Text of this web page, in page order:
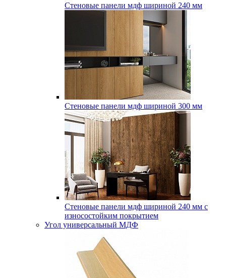
Стеновые панели мдф шириной 240 мм
Стеновые панели мдф шириной 300 мм
Стеновые панели мдф шириной 240 мм с
износостойким покрытием
Угол универсальный МДФ